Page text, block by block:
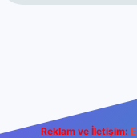
Reklam ve İletişim: